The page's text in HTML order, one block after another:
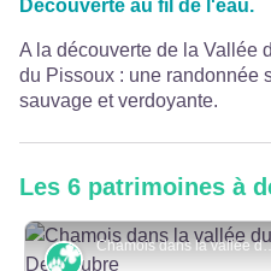
Découverte au fil de l'eau.
A la découverte de la Vallée
du Pissoux : une randonnée
sauvage et verdoyante.
Les 6 patrimoines à
Chamois dans la
Faune et flore